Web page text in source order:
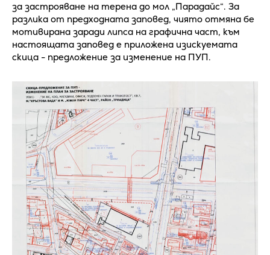
за застрояване на терена до мол „Парадайс“. За
разлика от предходната заповед, чиято отмяна бе
мотивирана заради липса на графична част, към
настоящата заповед е приложена изискуемата
скица - предложение за изменение на ПУП.